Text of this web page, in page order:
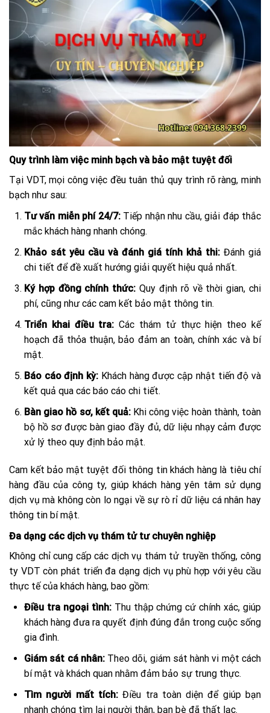
Quy trình làm việc minh bạch và bảo mật tuyệt đối
Tại VDT, mọi công việc đều tuân thủ quy trình rõ ràng, minh
bạch như sau:
Tư vấn miễn phí 24/7: Tiếp nhận nhu cầu, giải đáp thắc
mắc khách hàng nhanh chóng.
Khảo sát yêu cầu và đánh giá tính khả thi: Đánh giá
chi tiết để đề xuất hướng giải quyết hiệu quả nhất.
Ký hợp đồng chính thức:Quy định rõ về thời gian, chi
phí, cũng như các cam kết bảo mật thông tin.
Triển khai điều tra: Các thám tử thực hiện theo kế
hoạch đã thỏa thuận, bảo đảm an toàn, chính xác và bí
mật.
Báo cáo định kỳ: Khách hàng được cập nhật tiến độ và
kết quả qua các báo cáo chi tiết.
Bàn giao hồ sơ, kết quả:Khi công việc hoàn thành, toàn
bộ hồ sơ được bàn giao đầy đủ, dữ liệu nhạy cảm được
xử lý theo quy định bảo mật.
Cam kết bảo mật tuyệt đối thông tin khách hàng là tiêu chí
hàng đầu của công ty, giúp khách hàng yên tâm sử dụng
dịch vụ mà không còn lo ngại về sự rò rỉ dữ liệu cá nhân hay
thông tin bí mật.
Đa dạng các dịch vụ thám tử tư chuyên nghiệp
Không chỉ cung cấp các dịch vụ thám tử truyền thống, công
ty VDT còn phát triển đa dạng dịch vụ phù hợp với yêu cầu
thực tế của khách hàng, bao gồm:
Điều tra ngoại tình: Thu thập chứng cứ chính xác, giúp
khách hàng đưa ra quyết định đúng đắn trong cuộc sống
gia đình.
Giám sát cá nhân: Theo dõi, giám sát hành vi một cách
bí mật và khách quan nhằm đảm bảo sự trung thực.
Tìm người mất tích:Điều tra toàn diện để giúp bạn
nhanh chóng tìm lại người thân, bạn bè đã thất lạc.